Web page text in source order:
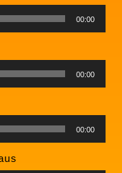
00:00
00:00
00:00